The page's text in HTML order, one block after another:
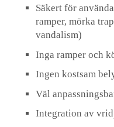
Säkert för
ramper, mörka
vandalism)
Inga ramper och
Ingen kostsam
Väl
Integration av